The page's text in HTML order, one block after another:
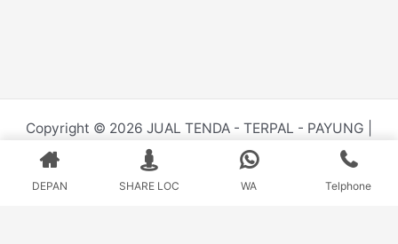
Copyright © 2026 JUAL TENDA - TERPAL - PAYUNG |
Powered by
Juru.Website
DEPAN SHARE LOC WA Telphone